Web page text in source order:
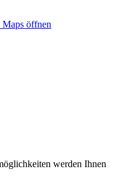
öffnen
werden Ihnen